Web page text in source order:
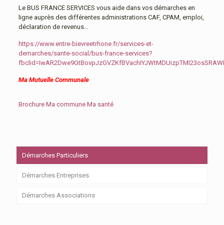
Le BUS FRANCE SERVICES vous aide dans vos démarches en
ligne auprès des différentes administrations CAF, CPAM, emploi,
déclaration de revenus…
https://www.entre-bievreetrhone.fr/services-et-
demarches/sante-social/bus-france-services?
Ma Mutuelle Communale
Brochure Ma commune Ma santé
Démarches Particuliers
Démarches Entreprises
Démarches Associations